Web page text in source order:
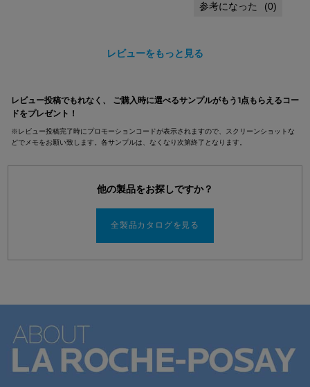
(0)
レビューをもっと見る
pdpsections-search-by-category
レビュー投稿でもれなく、 ご購入時に選べるサンプルがもう1点もらえるコー
ドをプレゼント！
※レビュー投稿完了時にプロモーションコードが表示されますので、スクリーンショットな
どでメモをお願い致します。各サンプルは、なくなり次第終了となります。
他の製品をお探しですか？
全製品カタログを見る